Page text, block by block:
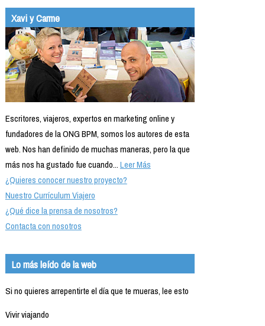
Xavi y Carme
Escritores, viajeros, expertos en marketing online y
fundadores de la ONG BPM, somos los autores de esta
web. Nos han definido de muchas maneras, pero la que
más nos ha gustado fue cuando...Leer Más
¿Quieres conocer nuestro proyecto?
Nuestro Currículum Viajero
¿Qué dice la prensa de nosotros?
Contacta con nosotros
Lo más leído de la web
Si no quieres arrepentirte el día que te mueras, lee esto
Vivir viajando